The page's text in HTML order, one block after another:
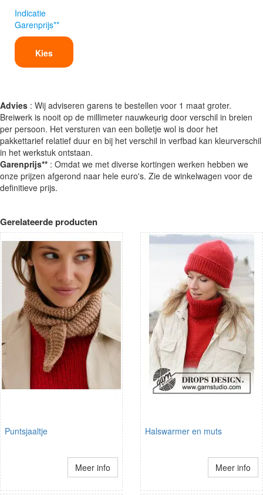
Indicatie
Garenprijs**
Kies
Advies : Wij adviseren garens te bestellen voor 1 maat groter.
Breiwerk is nooit op de millimeter nauwkeurig door verschil in breien
per persoon. Het versturen van een bolletje wol is door het
pakkettarief relatief duur en bij het verschil in verfbad kan kleurverschil
in het werkstuk ontstaan.
Garenprijs** : Omdat we met diverse kortingen werken hebben we
onze prijzen afgerond naar hele euro's. Zie de winkelwagen voor de
definitieve prijs.
Gerelateerde producten
Puntsjaaltje
Meer info
Halswarmer en muts
Meer info